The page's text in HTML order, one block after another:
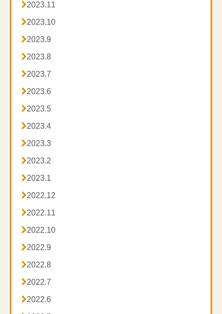
2023.11
2023.10
2023.9
2023.8
2023.7
2023.6
2023.5
2023.4
2023.3
2023.2
2023.1
2022.12
2022.11
2022.10
2022.9
2022.8
2022.7
2022.6